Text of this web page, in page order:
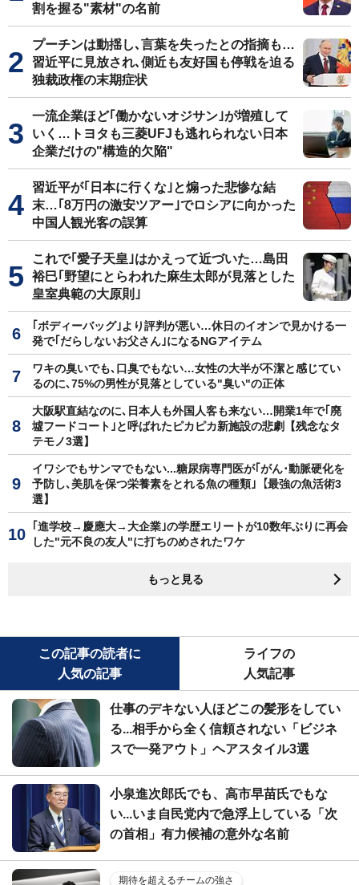
割を握る"素材"の名前
プーチンは動揺し､言葉を失ったとの指摘も…
習近平に見放され､側近も友好国も停戦を迫る
独裁政権の末期症状
一流企業ほど｢働かないオジサン｣が増殖して
いく…トヨタも三菱UFJも逃れられない日本
企業だけの"構造的欠陥"
習近平が｢日本に行くな｣と煽った悲惨な結
末…｢8万円の激安ツアー｣でロシアに向かった
中国人観光客の誤算
これで｢愛子天皇｣はかえって近づいた…島田
裕巳｢野望にとらわれた麻生太郎が見落とした
皇室典範の大原則｣
｢ボディーバッグ｣より評判が悪い…休日のイオンで見かける一
発で｢だらしないお父さん｣になるNGアイテム
ワキの臭いでも､口臭でもない…女性の大半が不潔と感じてい
るのに､75%の男性が見落としている"臭い"の正体
大阪駅直結なのに､日本人も外国人客も来ない…開業1年で｢廃
墟フードコート｣と呼ばれたピカピカ新施設の悲劇【残念なタ
テモノ3選】
イワシでもサンマでもない...糖尿病専門医が｢がん･動脈硬化を
予防し､美肌を保つ栄養素をとれる魚の種類｣【最強の魚活術3
選】
｢進学校→慶應大→大企業｣の学歴エリートが10数年ぶりに再会
した"元不良の友人"に打ちのめされたワケ
もっと見る
この記事の読者に
人気の記事
ライフの
人気記事
仕事のデキない人ほどこの髪形をしてい
る...相手から全く信頼されない「ビジネ
スで一発アウト」ヘアスタイル3選
小泉進次郎氏でも、高市早苗氏でもな
い...いま自民党内で急浮上している「次
の首相」有力候補の意外な名前
期待を超えるチームの強さ